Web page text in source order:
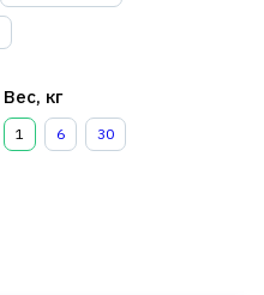
Вес, кг
1 6 30